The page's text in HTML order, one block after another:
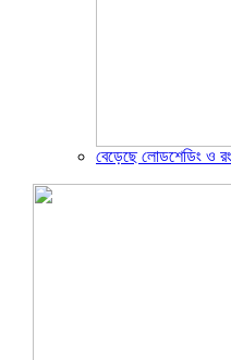
বেড়েছে লোডশেডিং ও